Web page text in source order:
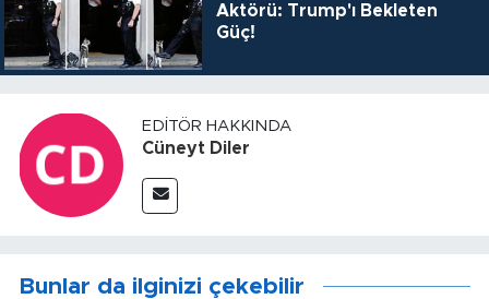
Aktörü: Trump'ı Bekleten
Güç!
EDITÖR HAKKINDA
Cüneyt Diler
Bunlar da ilginizi çekebilir